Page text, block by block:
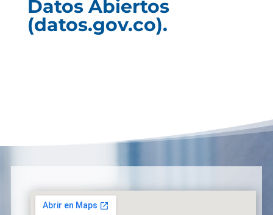
Datos Abiertos
(datos.gov.co).